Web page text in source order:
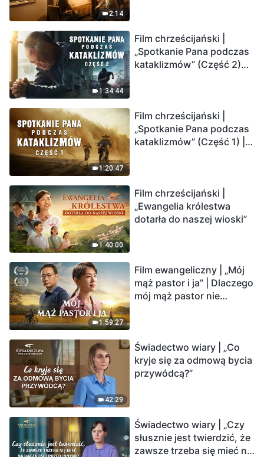
2:14
1:34:44
Film chrześcijański |
„Spotkanie Pana podczas
kataklizmów” (Część 2)
Ludzkość weszła w
odliczanie. Czy znalazłeś
już drogę ocalenia?
1:20:47
Film chrześcijański |
„Spotkanie Pana podczas
kataklizmów” (Część 1) |
1:40:00
Film chrześcijański |
„Ewangelia królestwa
dotarła do naszej wioski”
1:59:27
Film ewangeliczny | „Mój
mąż pastor i ja” | Dlaczego
mój mąż pastor nie
42:29
Świadectwo wiary | „Co
kryje się za odmową bycia
przywódcą?”
Świadectwo wiary | „Czy
słusznie jest twierdzić, że
zawsze trzeba się mieć na